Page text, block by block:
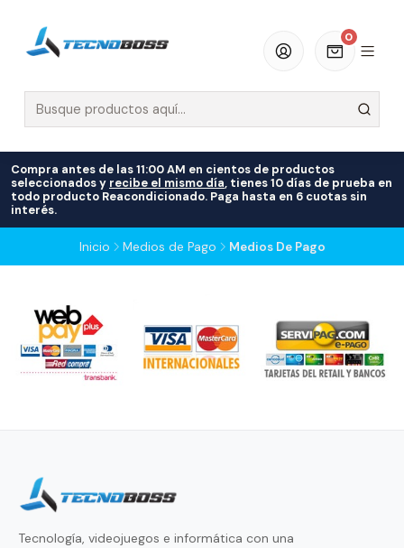
0
Compra antes de las 11:00 AM en cientos de productos
seleccionados y recibe el mismo día, tienes 10 días de prueba en
todo producto Reacondicionado. Paga hasta en 6 cuotas sin
interés.
Inicio Medios de Pago Medios De Pago
Tecnología, videojuegos e informática con una